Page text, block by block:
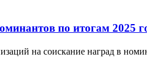
по итогам 2025
на соискание наград в